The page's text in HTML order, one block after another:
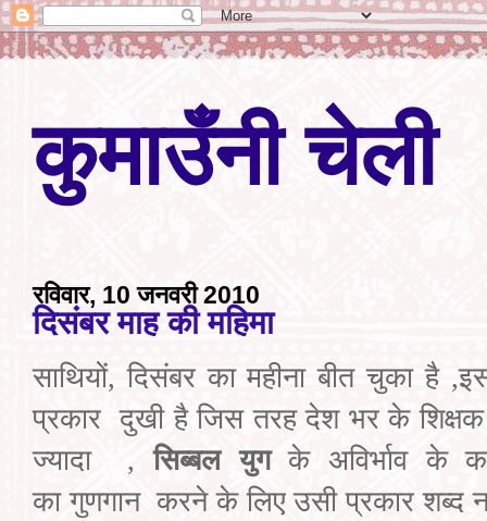
कुमाउँनी चेली
रविवार, 10 जनवरी 2010
दिसंबर माह की महिमा
साथियों,दिसंबर का महीना बीत चुका है,
प्रकार दुखी है जिस तरह देश भर के
ज्यादा,सिब्बल युग के अविर्भाव के
का गुणगान करने के लिए उसी प्रकार शब्द